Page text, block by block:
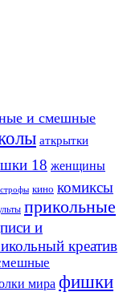
и смешные
аткрытки
18 женщины
кино комиксы
прикольные
и
креатив
мира фишки